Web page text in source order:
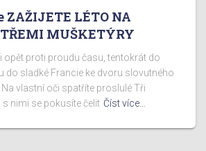
ZAŽIJETE LÉTO NA
MUŠKETÝRY
opět proti proudu času, tentokrát do
do sladké Francie ke dvoru slovutného
Na vlastní oči spatříte proslulé Tři
s nimi se pokusíte čelit Číst více…